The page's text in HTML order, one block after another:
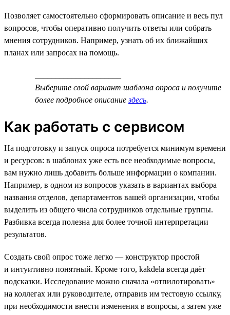
Позволяет самостоятельно сформировать описание и весь пул
вопросов, чтобы оперативно получить ответы или собрать
мнения сотрудников. Например, узнать об их ближайших
планах или запросах на помощь.
Выберите свой вариант шаблона опроса и получите
более подробное описаниездесь.
Как работать с сервисом
На подготовку и запуск опроса потребуется минимум времени
и ресурсов: в шаблонах уже есть все необходимые вопросы,
вам нужно лишь добавить больше информации о компании.
Например, в одном из вопросов указать в вариантах выбора
названия отделов, департаментов вашей организации, чтобы
выделить из общего числа сотрудников отдельные группы.
Разбивка всегда полезна для более точной интерпретации
результатов.
Создать свой опрос тоже легко — конструктор простой
и интуитивно понятный. Кроме того, kakdela всегда даёт
подсказки. Исследование можно сначала «отпилотировать»
на коллегах или руководителе, отправив им тестовую ссылку,
при необходимости внести изменения в вопросы, а затем уже